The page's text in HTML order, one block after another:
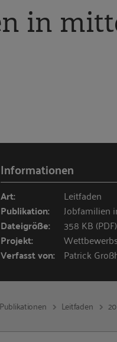
in
Informationen
Art: Leitfaden
Publikation: Jobfamilien
Dateigröße: 358 KB (PDF)
Projekt:
Verfasst von: Patrick
Publikationen Leitfaden